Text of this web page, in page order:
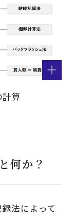
計算
何か？
法によって